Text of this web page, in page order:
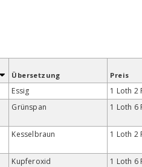
Übersetzung Preis
Essig 1 Loth 2
Grünspan 1 Loth 6
Kesselbraun 1 Loth 2
Kupferoxid 1 Loth 6